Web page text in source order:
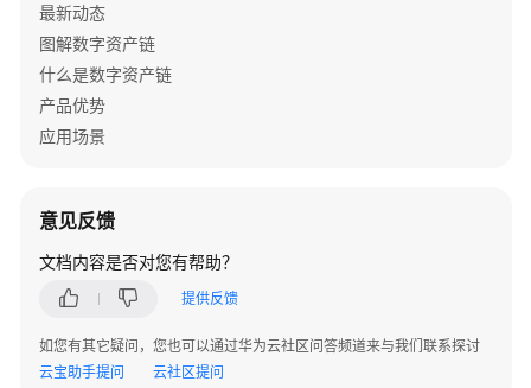
支
持
区
域
权
最新动态
图解数字资产链
什么是数字资产链
产品优势
应用场景
意见反馈
文档内容是否对您有帮助？
提供反馈
如您有其它疑问，您也可以通过华为云社区问答频道来与我们联系探讨
云宝助手提问
云社区提问